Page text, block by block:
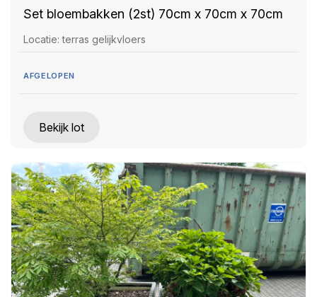
Set bloembakken (2st) 70cm x 70cm x 70cm
Locatie: terras gelijkvloers
AFGELOPEN
Bekijk lot